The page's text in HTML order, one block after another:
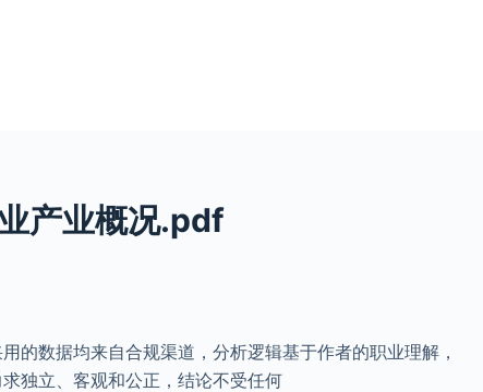
产业概况.pdf
的数据均来自合规渠道，分析逻辑基于作者的职业理解，
独立、客观和公正，结论不受任何